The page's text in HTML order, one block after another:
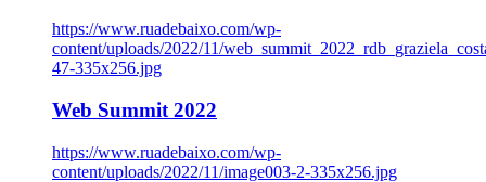
https://www.ruadebaixo.com/wp-
content/uploads/2022/11/
47-335x256.jpg
Web Summit 2022
https://www.ruadebaixo.com/wp-
content/uploads/2022/11/image003-2-335x256.jpg